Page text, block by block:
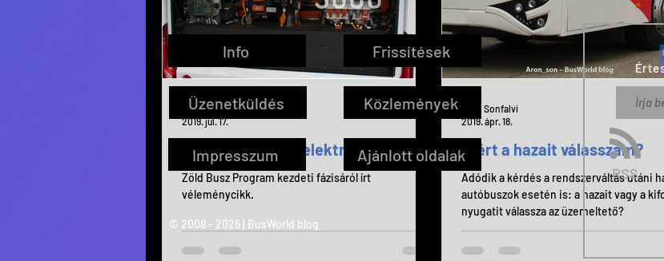
Kell nekünk ezer elektromos busz?
Zöld Busz Program kezdeti fázisáról írt
véleménycikk.
Aron Sonfalvi
2019. júl. 17.
Miért a hazait válasszam?
Adódik a kérdés a rendszerváltás utáni
autóbuszok esetén is: a hazait vagy a
nyugatit válassza az üzemeltető?
Aron Sonfalvi
2019. ápr. 18.
Info
Üzenetküldés
Impresszum
Frissítések
Közlemények
Ajánlott oldalak
© 2008 - 2026 | BusWorld blog
RSS